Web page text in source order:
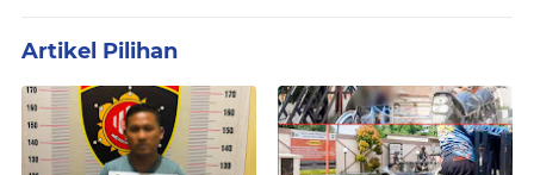
Artikel Pilihan